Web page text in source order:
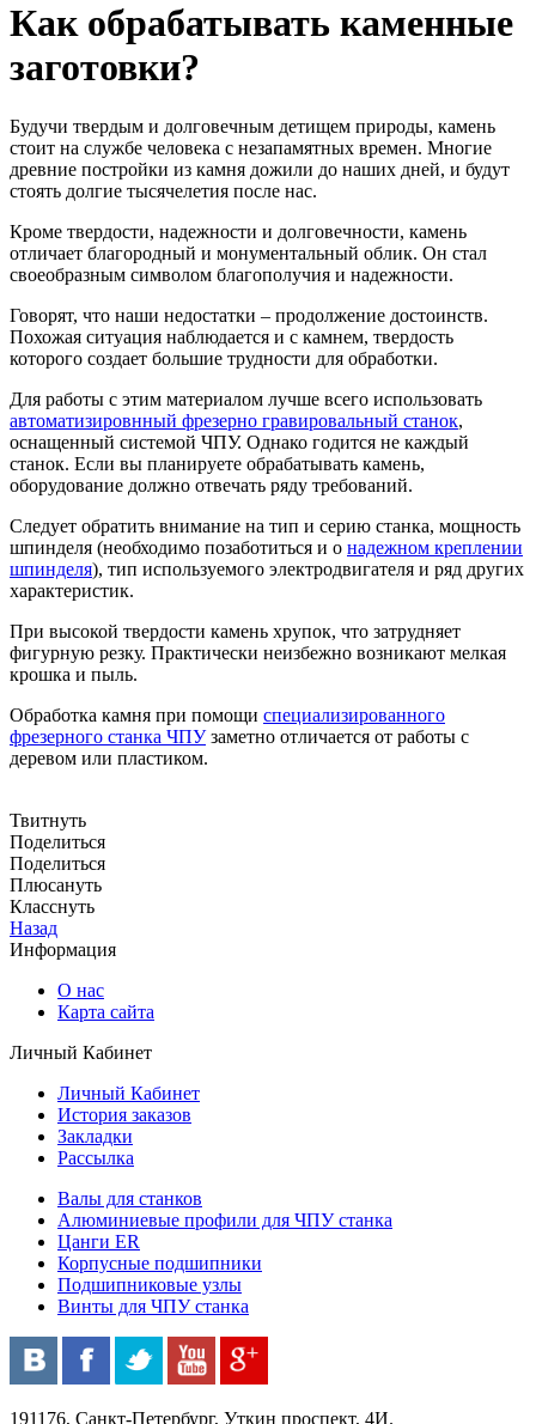
Как обрабатывать каменные
заготовки?
Будучи твердым и долговечным детищем природы, камень
стоит на службе человека с незапамятных времен. Многие
древние постройки из камня дожили до наших дней, и будут
стоять долгие тысячелетия после нас.
Кроме твердости, надежности и долговечности, камень
отличает благородный и монументальный облик. Он стал
своеобразным символом благополучия и надежности.
Говорят, что наши недостатки – продолжение достоинств.
Похожая ситуация наблюдается и с камнем, твердость
которого создает большие трудности для обработки.
Для работы с этим материалом лучше всего использовать
автоматизировнный фрезерно гравировальный станок,
оснащенный системой ЧПУ. Однако годится не каждый
станок. Если вы планируете обрабатывать камень,
оборудование должно отвечать ряду требований.
Следует обратить внимание на тип и серию станка, мощность
шпинделя (необходимо позаботиться и о надежном креплении
шпинделя), тип используемого электродвигателя и ряд других
характеристик.
При высокой твердости камень хрупок, что затрудняет
фигурную резку. Практически неизбежно возникают мелкая
крошка и пыль.
Обработка камня при помощи специализированного
фрезерного станка ЧПУзаметно отличается от работы с
деревом или пластиком.
Твитнуть
Поделиться
Поделиться
Плюсануть
Класснуть
Назад
Информация
О нас
Карта сайта
Личный Кабинет
Личный Кабинет
История заказов
Закладки
Рассылка
Валы для станков
Алюминиевые профили для ЧПУ станка
Цанги ER
Корпусные подшипники
Подшипниковые узлы
Винты для ЧПУ станка
191176, Санкт-Петербург, Уткин проспект, 4И.